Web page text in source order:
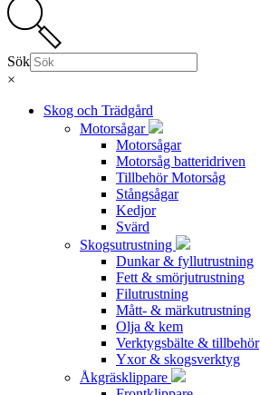
Sök
×
Skog och Trädgård
Motorsågar
Motorsågar
Motorsåg batteridriven
Tillbehör Motorsåg
Stångsågar
Kedjor
Svärd
Skogsutrustning
Dunkar & fyllutrustning
Fett & smörjutrustning
Filutrustning
Mått- & märkutrustning
Olja & kem
Verktygsbälte & tillbehör
Yxor & skogsverktyg
Åkgräsklippare